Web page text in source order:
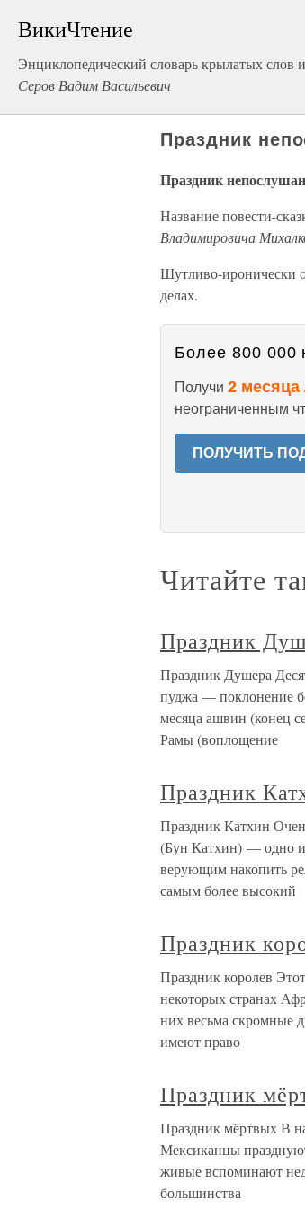
ВикиЧтение
Энциклопедический словарь крылатых слов
Серов Вадим Васильевич
Праздник
Праздник
Название повести-
Владимировича
Шутливо-иронически
делах.
Более 800 000
Получи 2 месяца
неограниченным
ПОЛУЧИТЬ
Читайте
Праздник
Праздник Душера
пуджа — поклонение
месяца ашвин (конец
Рамы (воплощение
Праздник
Праздник Катхин
(Бун Катхин) — одно
верующим накопить
самым более высокий
Праздник
Праздник королев
некоторых странах
них весьма скромные
имеют право
Праздник
Праздник мёртвых В
Мексиканцы
живые вспоминают
большинства